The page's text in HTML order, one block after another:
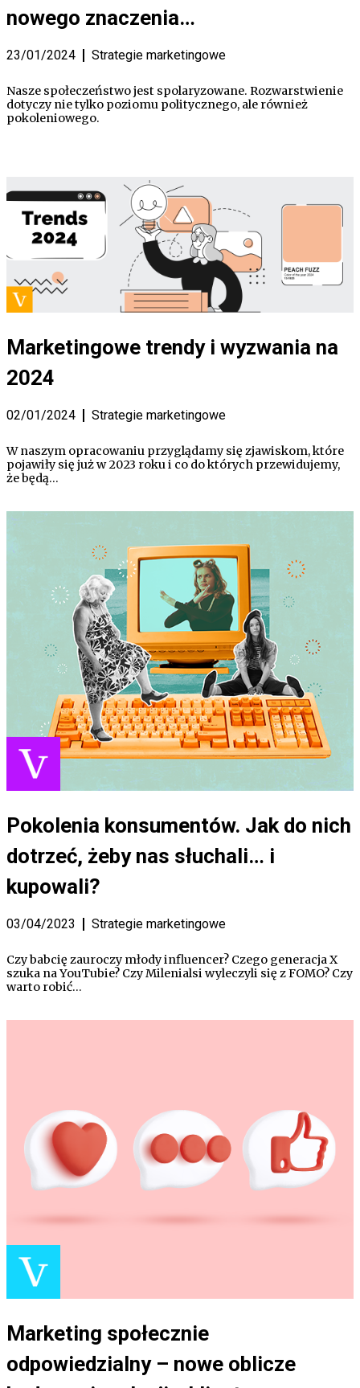
nowego znaczenia…
23/01/2024 Strategie marketingowe
Nasze społeczeństwo jest spolaryzowane. Rozwarstwienie
dotyczy nie tylko poziomu politycznego, ale również
pokoleniowego.
Marketingowe trendy i wyzwania na
2024
02/01/2024 Strategie marketingowe
W naszym opracowaniu przyglądamy się zjawiskom, które
pojawiły się już w 2023 roku i co do których przewidujemy,
że będą…
Pokolenia konsumentów. Jak do nich
dotrzeć, żeby nas słuchali… i
kupowali?
03/04/2023 Strategie marketingowe
Czy babcię zauroczy młody influencer? Czego generacja X
szuka na YouTubie? Czy Milenialsi wyleczyli się z FOMO? Czy
warto robić…
Marketing społecznie
odpowiedzialny – nowe oblicze